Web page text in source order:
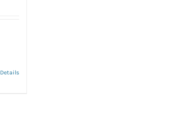
Details